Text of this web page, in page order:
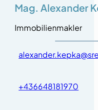
Mag. Alexander
Immobilienmakler
+436648181970